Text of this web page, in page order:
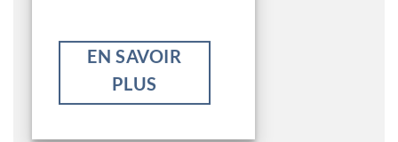
EN SAVOIR
PLUS